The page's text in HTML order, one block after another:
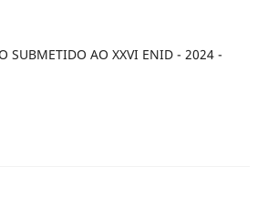
SUBMETIDO AO XXVI ENID - 2024 -